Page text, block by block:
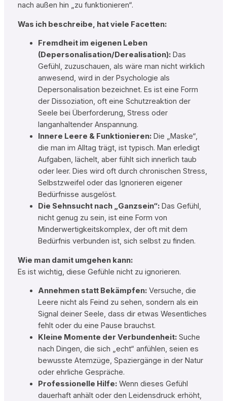
nach außen hin „zu funktionieren“.
Was ich beschreibe, hat viele Facetten:
Fremdheit im eigenen Leben
(Depersonalisation/Derealisation):Das
Gefühl, zuzuschauen, als wäre man nicht wirklich
anwesend, wird in der Psychologie als
Depersonalisation bezeichnet. Es ist eine Form
der Dissoziation, oft eine Schutzreaktion der
Seele bei Überforderung, Stress oder
langanhaltender Anspannung.
Innere Leere & Funktionieren:Die „Maske“,
die man im Alltag trägt, ist typisch. Man erledigt
Aufgaben, lächelt, aber fühlt sich innerlich taub
oder leer. Dies wird oft durch chronischen Stress,
Selbstzweifel oder das Ignorieren eigener
Bedürfnisse ausgelöst.
Die Sehnsucht nach „Ganzsein“:Das Gefühl,
nicht genug zu sein, ist eine Form von
Minderwertigkeitskomplex, der oft mit dem
Bedürfnis verbunden ist, sich selbst zu finden.
Wie man damit umgehen kann:
Es ist wichtig, diese Gefühle nicht zu ignorieren.
Annehmen statt Bekämpfen:Versuche, die
Leere nicht als Feind zu sehen, sondern als ein
Signal deiner Seele, dass dir etwas Wesentliches
fehlt oder du eine Pause brauchst.
Kleine Momente der Verbundenheit:Suche
nach Dingen, die sich „echt“ anfühlen, seien es
bewusste Atemzüge, Spaziergänge in der Natur
oder ehrliche Gespräche.
Professionelle Hilfe:Wenn dieses Gefühl
dauerhaft anhält oder den Leidensdruck erhöht,